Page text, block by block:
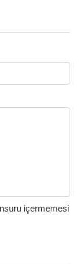
içermemesi